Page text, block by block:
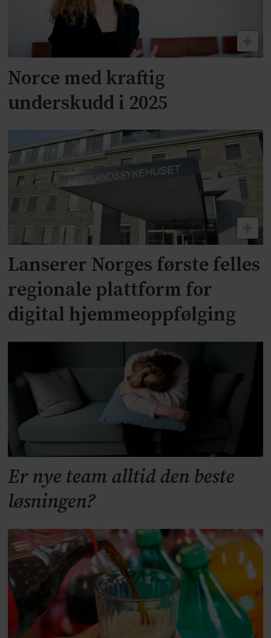
Norce med kraftig
underskudd i 2025
Lanserer Norges første felles
regionale plattform for
digital hjemmeoppfølging
Er nye team alltid den beste
løsningen?